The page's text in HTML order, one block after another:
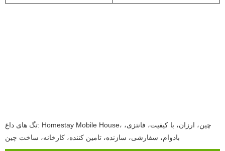
تگ های داغ: Homestay Mobile House، چین، ارزان، با کیفیت، فانتزی،
بادوام، سفارشی، سازنده، تامین کننده، کارخانه، ساخت چین